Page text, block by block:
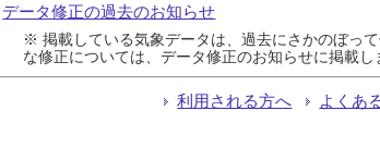
データ修正の過去のお知らせ
※ 掲載している気象データは、過去にさかのぼっ
な修正については、データ修正のお知らせに掲載し
利用される方へ よくあ